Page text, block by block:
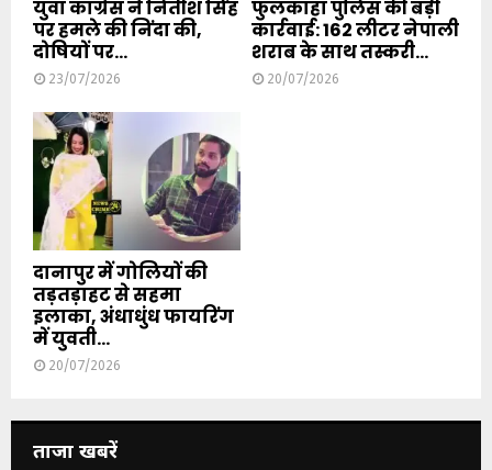
युवा कांग्रेस ने नितीश सिंह
पर हमले की निंदा की,
दोषियों पर...
23/07/2026
फुलकाहा पुलिस की बड़ी
कार्रवाई: 162 लीटर नेपाली
शराब के साथ तस्करी...
20/07/2026
दानापुर में गोलियों की
तड़तड़ाहट से सहमा
इलाका, अंधाधुंध फायरिंग
में युवती...
20/07/2026
ताजा खबरें